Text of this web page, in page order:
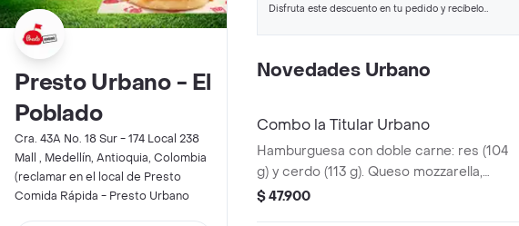
Presto Urbano - El
Poblado
Cra. 43A No. 18 Sur - 174 Local 238
Mall , Medellín, Antioquia, Colombia
(reclamar en el local de Presto
Comida Rápida - Presto Urbano
Disfruta este descuento en tu pedido y recíbelo
Novedades Urbano
Combo la Titular Urbano
Hamburguesa con doble carne: res (104
g) y cerdo (113 g). Queso mozzarella,
tocineta, salsa Master de Bary: mayonesa
$ 47.900